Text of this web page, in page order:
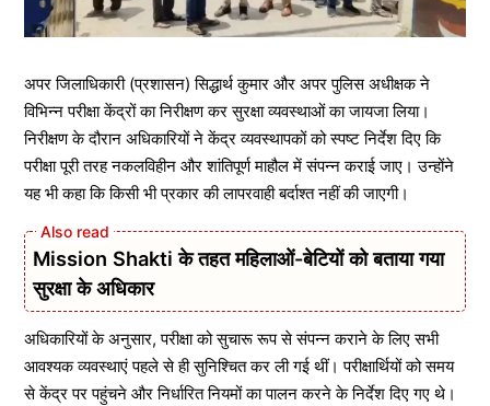
अपर जिलाधिकारी (प्रशासन) सिद्धार्थ कुमार और अपर पुलिस अधीक्षक ने
विभिन्न परीक्षा केंद्रों का निरीक्षण कर सुरक्षा व्यवस्थाओं का जायजा लिया।
निरीक्षण के दौरान अधिकारियों ने केंद्र व्यवस्थापकों को स्पष्ट निर्देश दिए कि
परीक्षा पूरी तरह नकलविहीन और शांतिपूर्ण माहौल में संपन्न कराई जाए। उन्होंने
यह भी कहा कि किसी भी प्रकार की लापरवाही बर्दाश्त नहीं की जाएगी।
Mission Shakti के तहत महिलाओं-बेटियों को बताया गया
सुरक्षा के अधिकार
अधिकारियों के अनुसार, परीक्षा को सुचारू रूप से संपन्न कराने के लिए सभी
आवश्यक व्यवस्थाएं पहले से ही सुनिश्चित कर ली गई थीं। परीक्षार्थियों को समय
से केंद्र पर पहुंचने और निर्धारित नियमों का पालन करने के निर्देश दिए गए थे।